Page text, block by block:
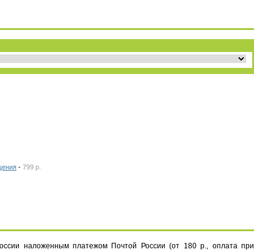
- 799 р.
наложенным платежом Почтой России (от 180 р., оплата при